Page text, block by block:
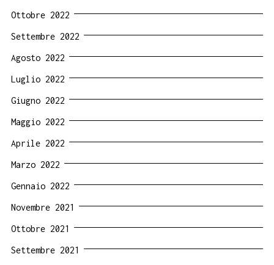
Ottobre 2022
Settembre 2022
Agosto 2022
Luglio 2022
Giugno 2022
Maggio 2022
Aprile 2022
Marzo 2022
Gennaio 2022
Novembre 2021
Ottobre 2021
Settembre 2021